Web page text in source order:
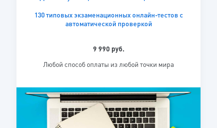
130 типовых экзаменационных онлайн-тестов с
автоматической проверкой
9 990 руб.
Любой способ оплаты из любой точки мира